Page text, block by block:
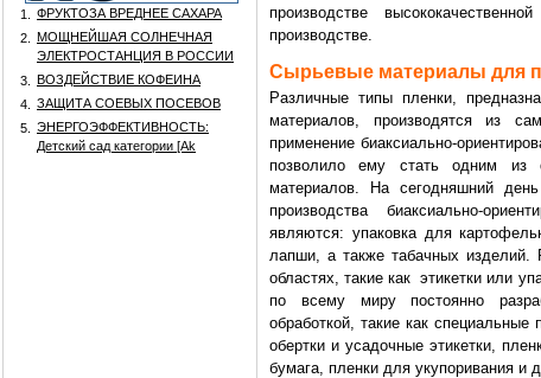
1.
ФРУКТОЗА ВРЕДНЕЕ САХАРА
2.
МОЩНЕЙШАЯ СОЛНЕЧНАЯ
ЭЛЕКТРОСТАНЦИЯ В РОССИИ
3.
ВОЗДЕЙСТВИЕ КОФЕИНА
4.
ЗАЩИТА СОЕВЫХ ПОСЕВОВ
5.
ЭНЕРГОЭФФЕКТИВНОСТЬ:
Детский сад категории [Аk
производстве
производстве.
Сырьевые материалы для
Различные типы пленки,
материалов, производятся из
применение биаксиально-
позволило ему стать одним из
материалов. На сегодняшний
производства биаксиально-
являются: упаковка для
лапши, а также табачных изделий.
областях, такие как этикетки или
по всему миру постоянно
обработкой, такие как
обертки и усадочные этикетки,
бумага, пленки для укупоривания и